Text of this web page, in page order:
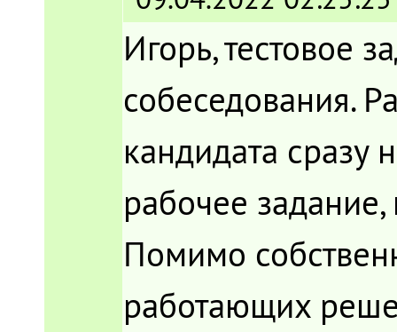
Игорь, тестовое
собеседования.
кандидата сразу
рабочее
Помимо
работающих